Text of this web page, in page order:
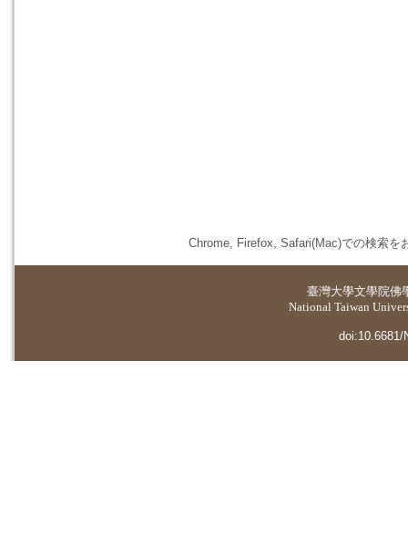
Chrome, Firefox, Safari(Mac)での検索を
臺灣大學文學院佛
National Taiwan
doi:10.6681/